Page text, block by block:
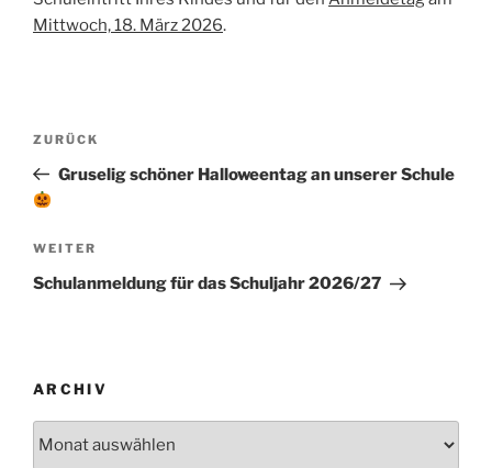
Mittwoch, 18. März 2026.
Beitragsnavigation
Vorheriger
Beitrag
ZURÜCK
Gruselig schöner Halloweentag an unserer Schule
Nächster
Beitrag
WEITER
Schulanmeldung für das Schuljahr 2026/27
ARCHIV